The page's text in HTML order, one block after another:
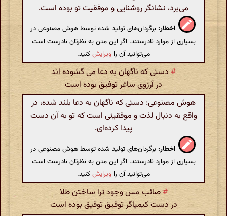
می‌برد، نشانگر روشنایی و موفقیت تو بوده است.
اخطار: برگردان‌های تولید شده توسط هوش مصنوعی در
بسیاری از موارد نادرستند. اگر این متن به نظرتان نادرست است
می‌توانید آن را ویرایشکنید.
# دستی که ناگهان به دعا می گشوده اند
در آرزوی ساغر توفیق بوده است
هوش مصنوعی: دستی که ناگهان به دعا بلند شده، در
واقع به دنبال لذت و موفقیتی است که تو به آن دست
پیدا کرده‌ای.
اخطار: برگردان‌های تولید شده توسط هوش مصنوعی در
بسیاری از موارد نادرستند. اگر این متن به نظرتان نادرست است
می‌توانید آن را ویرایشکنید.
#صائب مس وجود ترا ساختن طلا
در دست کیمیاگر توفیق توفیق بوده است